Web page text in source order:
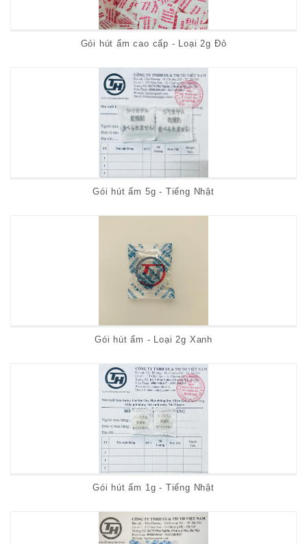
Gói hút ẩm cao cấp - Loại 2g Đỏ
Gói hút ẩm 5g - Tiếng Nhật
Gói hút ẩm - Loại 2g Xanh
Gói hút ẩm 1g - Tiếng Nhật